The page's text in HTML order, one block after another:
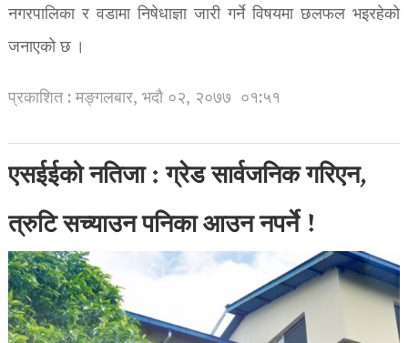
नगरपालिका र वडामा निषेधाज्ञा जारी गर्ने विषयमा छलफल भइरहेको
जनाएको छ ।
प्रकाशित : मङ्गलबार, भदौ ०२, २०७७ ०१:५१
एसईईको नतिजा : ग्रेड सार्वजनिक गरिएन,
त्रुटि सच्याउन पनिका आउन नपर्ने !